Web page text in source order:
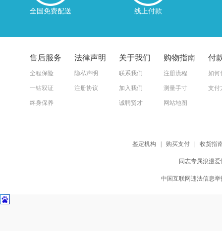
全国免费配送 线上付款
售后服务
全程保险
一钻双证
终身保养
法律声明
隐私声明
注册协议
关于我们
联系我们
加入我们
诚聘贤才
购物指南
注册流程
测量手寸
网站地图
付
如何
支付
鉴定机构 购买支付 收货指
同志专属浪漫
中国互联网违法信息